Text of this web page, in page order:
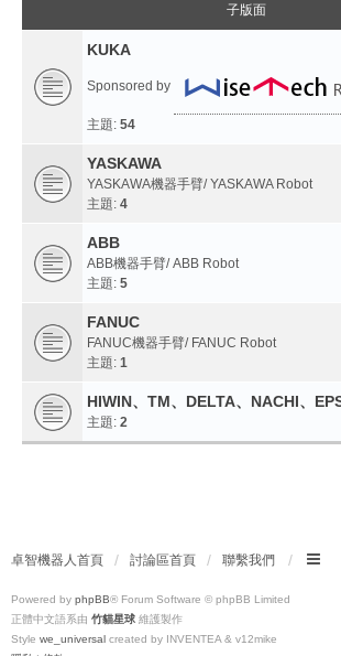
子版面
KUKA
Sponsored by
主題: 54
YASKAWA
YASKAWA機器手臂/ YASKAWA Robot
主題: 4
ABB
ABB機器手臂/ ABB Robot
主題: 5
FANUC
FANUC機器手臂/ FANUC Robot
主題: 1
HIWIN、TM、DELTA、NACHI、
主題: 2
卓智機器人首頁 討論區首頁 聯繫我們
Powered by phpBB® Forum Software © phpBB Limited
正體中文語系由 竹貓星球 維護製作
Style we_universal created by INVENTEA & v12mike